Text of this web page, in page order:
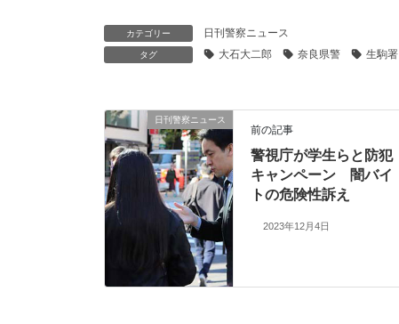
カテゴリー 日刊警察ニュース
タグ 大石大二郎 奈良県警 生駒署
日刊警察ニュース
前の記事
警視庁が学生らと防犯
キャンペーン 闇バイ
トの危険性訴え
2023年12月4日